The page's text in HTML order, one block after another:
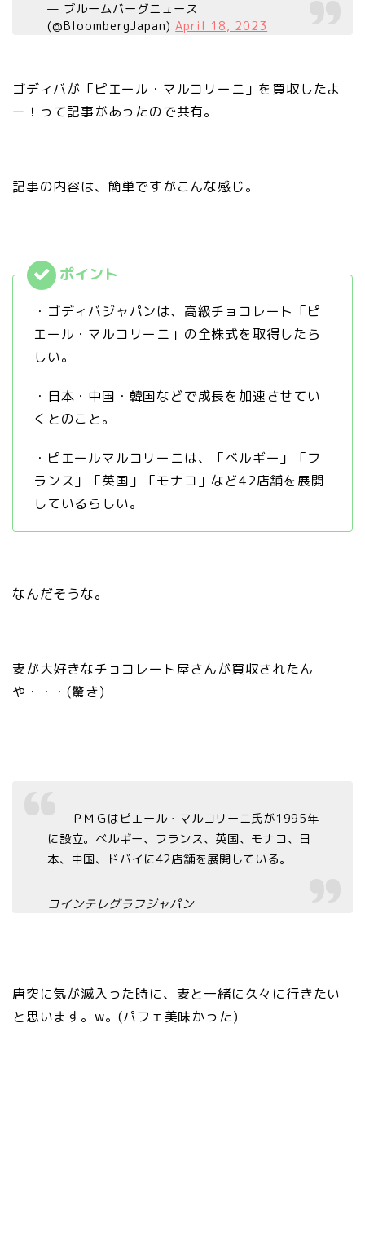
— ブルームバーグニュース
(@BloombergJapan)April 18, 2023
ゴディバが「ピエール・マルコリーニ」を買収したよ
ー！って記事があったので共有。
記事の内容は、簡単ですがこんな感じ。
・ゴディバジャパンは、高級チョコレート「ピ
エール・マルコリーニ」の全株式を取得したら
しい。
・日本・中国・韓国などで成長を加速させてい
くとのこと。
・ピエールマルコリーニは、「ベルギー」「フ
ランス」「英国」「モナコ」など42店舗を展開
しているらしい。
なんだそうな。
妻が大好きなチョコレート屋さんが買収されたん
や・・・(驚き)
ＰＭＧはピエール・マルコリーニ氏が1995年
に設立。ベルギー、フランス、英国、モナコ、日
本、中国、ドバイに42店舗を展開している。
コインテレグラフジャパン
唐突に気が滅入った時に、妻と一緒に久々に行きたい
と思います。w。(パフェ美味かった)